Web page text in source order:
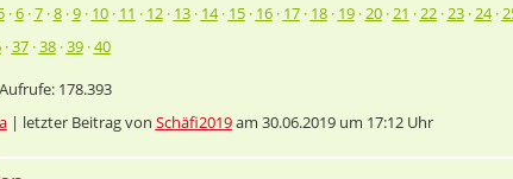
·6·7·8·9· 10· 11 · 12· 13· 14· 15· 16· 17· 18· 19·20·21 ·22·23·24·
·37·38·39·40
178.393
| letzter Beitrag von Schäfi2019am 30.06.2019 um 17:12 Uhr